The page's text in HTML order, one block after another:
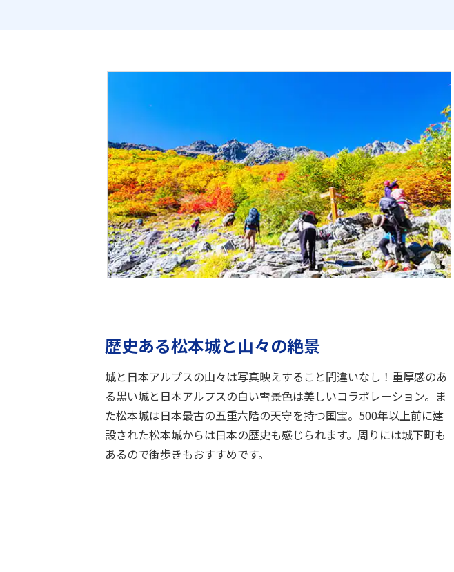
歴史ある松本城と山々の絶景
城と日本アルプスの山々は写真映えすること間違いなし！重厚感のあ
る黒い城と日本アルプスの白い雪景色は美しいコラボレーション。ま
た松本城は日本最古の五重六階の天守を持つ国宝。500年以上前に建
設された松本城からは日本の歴史も感じられます。周りには城下町も
あるので街歩きもおすすめです。